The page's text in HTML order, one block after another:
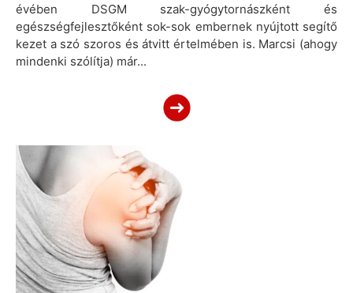
évében DSGM szak-gyógytornászként és
egészségfejlesztőként sok-sok embernek nyújtott segítő
kezet a szó szoros és átvitt értelmében is. Marcsi (ahogy
mindenki szólítja) már...